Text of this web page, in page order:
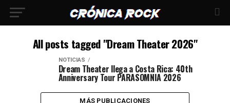
All posts tagged "Dream Theater 2026"
NOTICIAS
Dream Theater llega a Costa Rica: 40th
Anniversary Tour PARASOMNIA 2026
MÁS PUBLICACIONES